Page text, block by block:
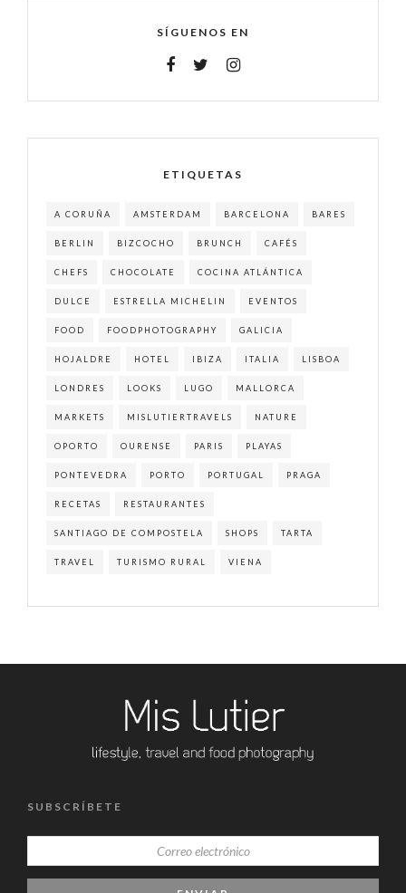
SÍGUENOS EN
ETIQUETAS
A CORUÑA AMSTERDAM BARCELONA BARES
BERLIN BIZCOCHO BRUNCH CAFÉS
CHEFS CHOCOLATE COCINA ATLÁNTICA
DULCE ESTRELLA MICHELIN EVENTOS
FOOD FOODPHOTOGRAPHY GALICIA
HOJALDRE HOTEL IBIZA ITALIA LISBOA
LONDRES LOOKS LUGO MALLORCA
MARKETS MISLUTIERTRAVELS NATURE
OPORTO OURENSE PARIS PLAYAS
PONTEVEDRA PORTO PORTUGAL PRAGA
RECETAS RESTAURANTES
SANTIAGO DE COMPOSTELA SHOPS TARTA
TRAVEL TURISMO RURAL VIENA
SUBSCRÍBETE